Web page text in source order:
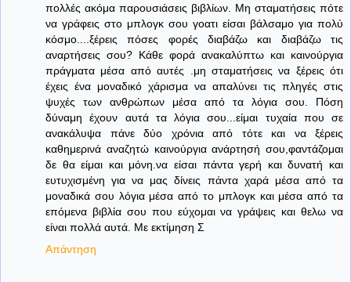
πολλές ακόμα παρουσιάσεις βιβλίων. Μη σταματήσεις πότε
να γράφεις στο μπλογκ σου γοατι είσαι βάλσαμο για πολύ
κόσμο....ξέρεις πόσες φορές διαβάζω και διαβάζω τις
αναρτήσεις σου? Κάθε φορά ανακαλύπτω και καινούργια
πράγματα μέσα από αυτές .μη σταματήσεις να ξέρεις ότι
έχεις ένα μοναδικό χάρισμα να απαλύνει τις πληγές στις
ψυχές των ανθρώπων μέσα από τα λόγια σου. Πόση
δύναμη έχουν αυτά τα λόγια σου...είμαι τυχαία που σε
ανακάλυψα πάνε δύο χρόνια από τότε και να ξέρεις
καθημερινά αναζητώ καινούργια ανάρτησή σου,φαντάζομαι
δε θα είμαι και μόνη.να είσαι πάντα γερή και δυνατή και
ευτυχισμένη για να μας δίνεις πάντα χαρά μέσα από τα
μοναδικά σου λόγια μέσα από το μπλογκ και μέσα από τα
επόμενα βιβλία σου που εύχομαι να γράψεις και θελω να
είναι πολλά αυτά. Με εκτίμηση Σ
Απάντηση